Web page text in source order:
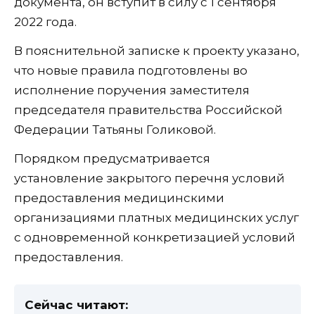
2022 года.
В пояснительной записке к проекту указано,
что новые правила подготовлены во
исполнение поручения заместителя
председателя правительства Российской
Федерации Татьяны Голиковой.
Порядком предусматривается
установление закрытого перечня условий
предоставления медицинскими
организациями платных медицинских услуг
с одновременной конкретизацией условий
предоставления.
Сейчас читают: